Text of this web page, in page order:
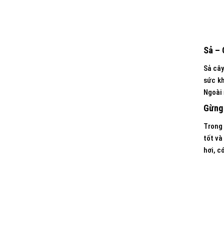
Sả –
Sả
sức
tốt và
hơi,